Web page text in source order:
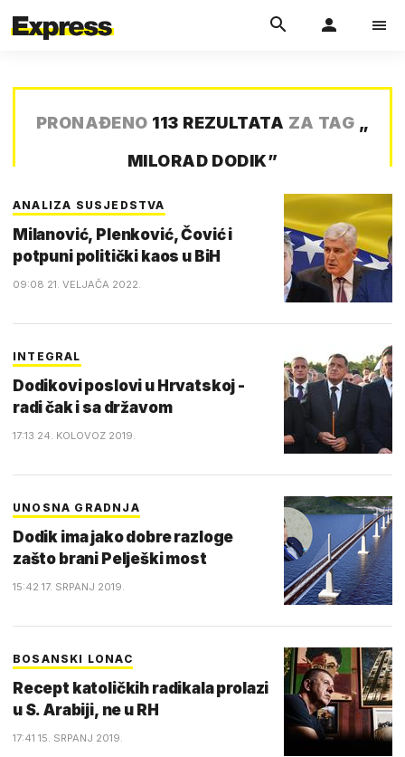
PRONAĐENO 113 REZULTATA ZA TAG „
MILORAD DODIK”
ANALIZA SUSJEDSTVA
Milanović, Plenković, Čović i
potpuni politički kaos u BiH
09:08 21. VELJAČA 2022.
INTEGRAL
Dodikovi poslovi u Hrvatskoj -
radi čak i sa državom
17:13 24. KOLOVOZ 2019.
UNOSNA GRADNJA
Dodik ima jako dobre razloge
zašto brani Pelješki most
15:42 17. SRPANJ 2019.
BOSANSKI LONAC
Recept katoličkih radikala prolazi
u S. Arabiji, ne u RH
17:41 15. SRPANJ 2019.